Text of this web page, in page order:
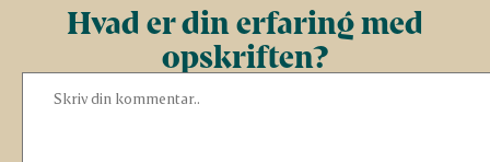
Hvad er din erfaring med
opskriften?